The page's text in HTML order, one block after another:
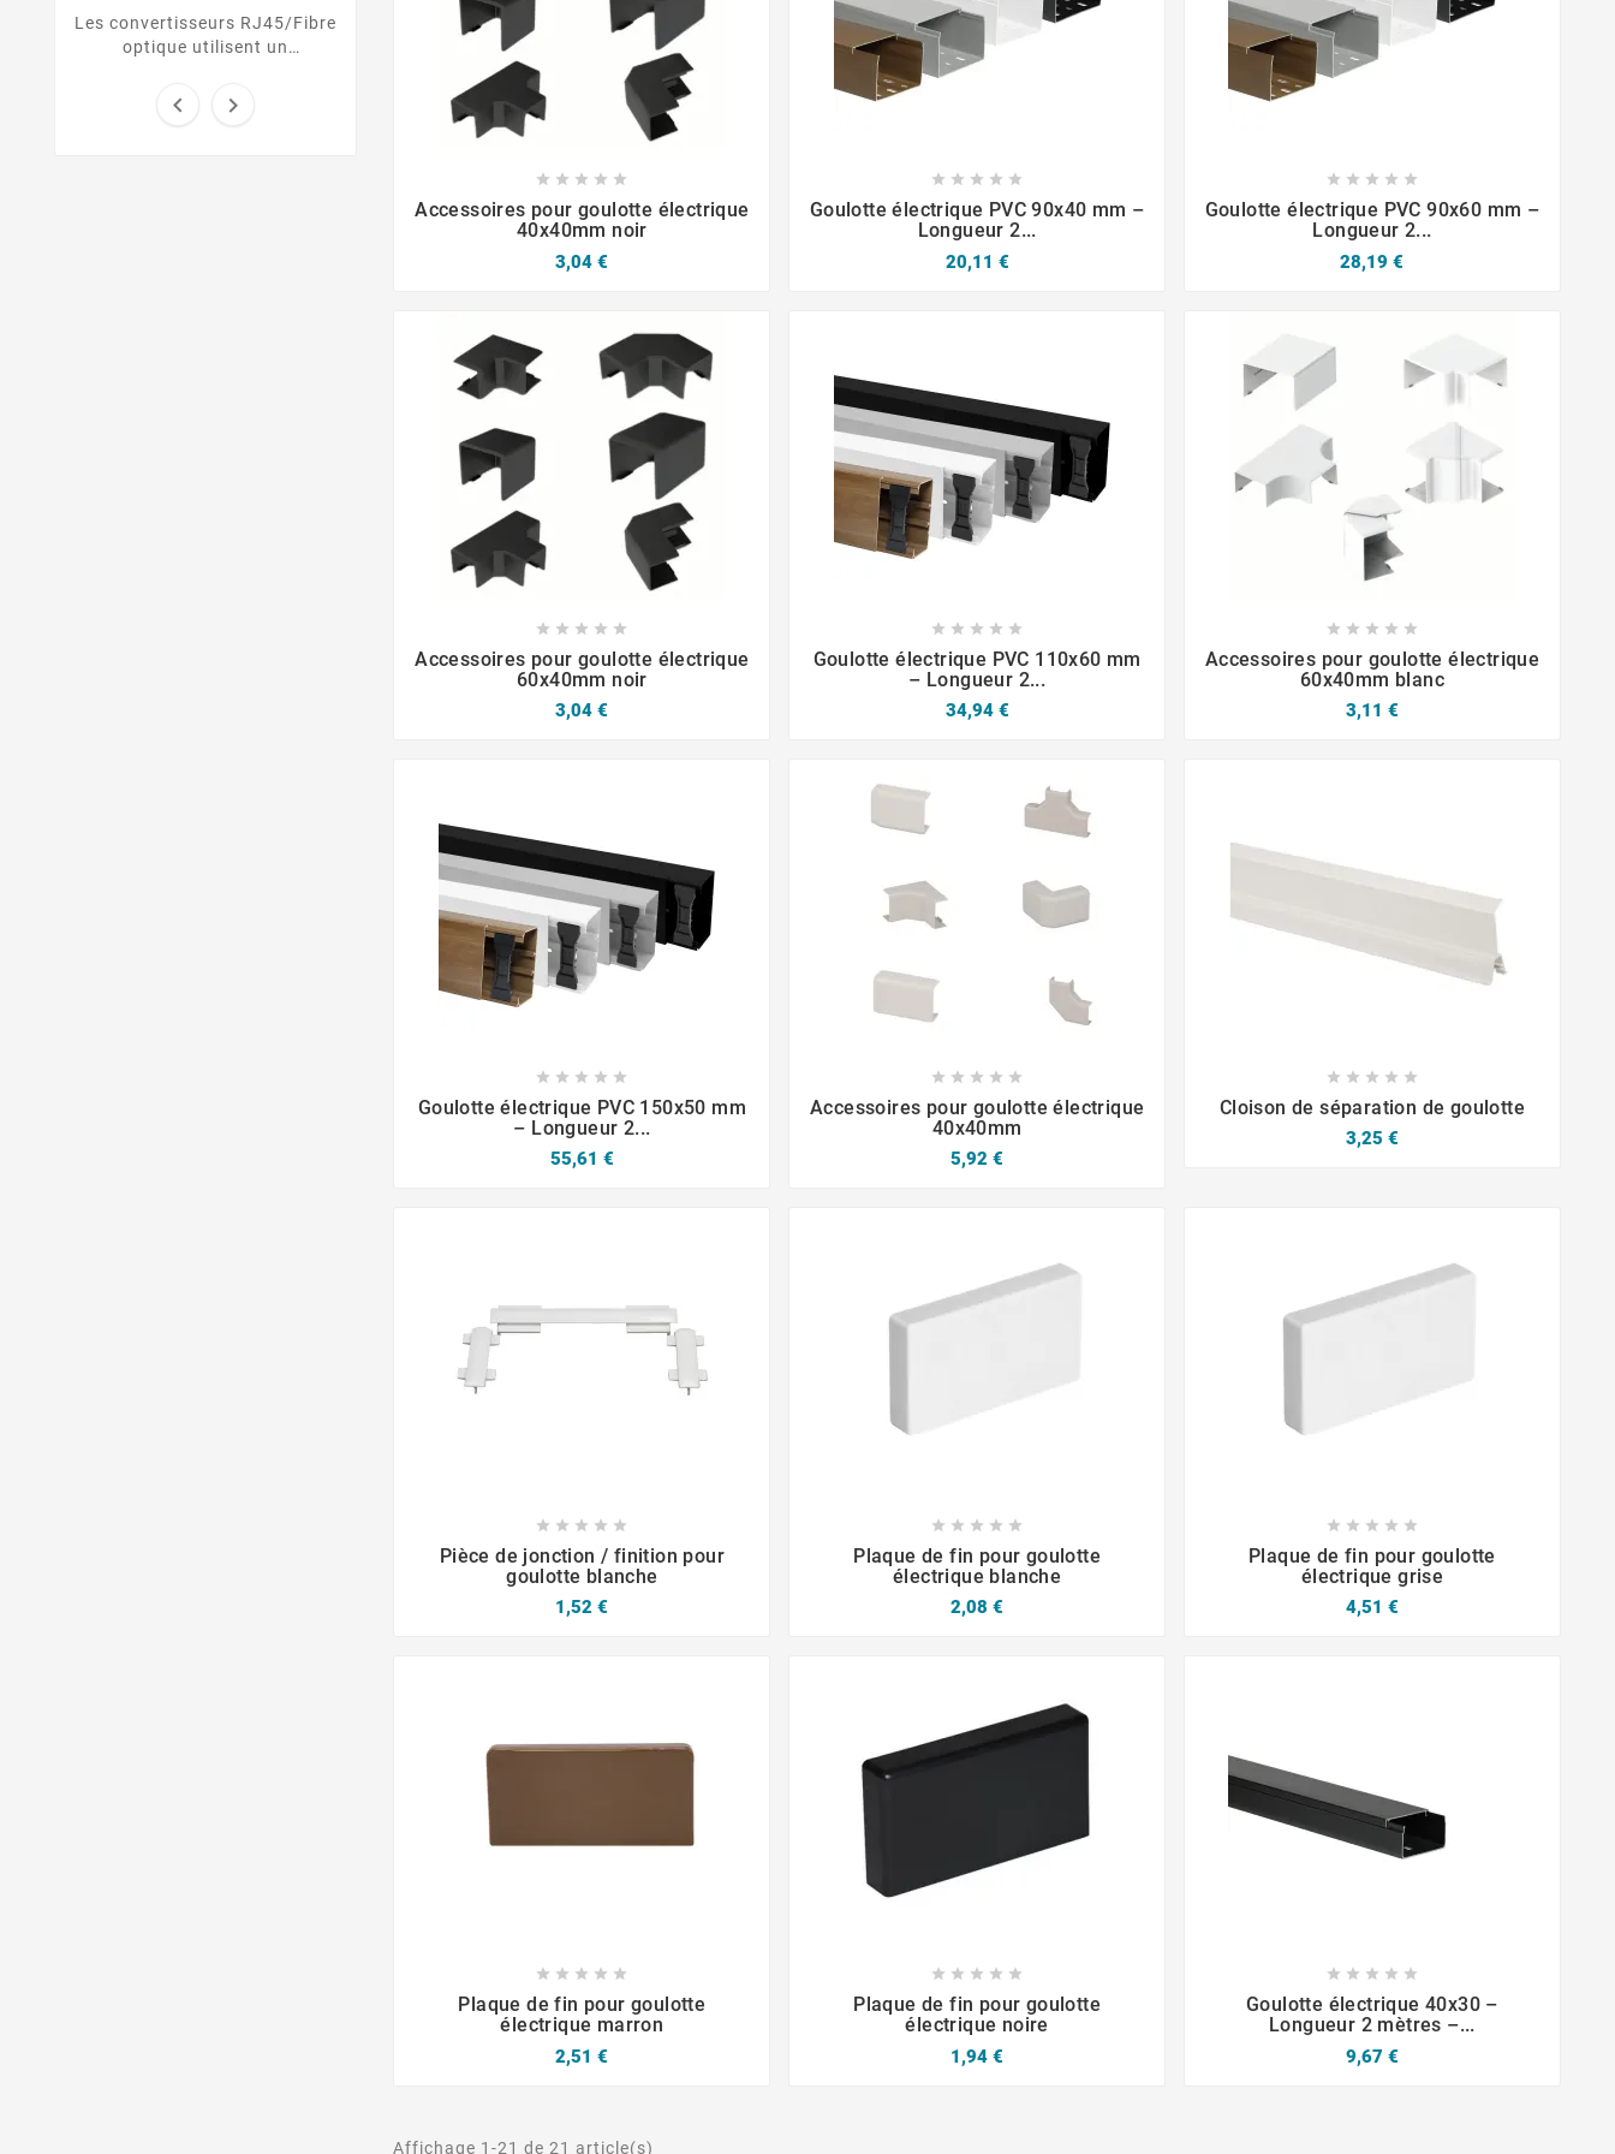
Les convertisseurs RJ45/Fibre
optique utilisent un
transformer le signal d’une
liaison Ethernet UTP / RJ45
 
    
Accessoires pour goulotte électrique
40x40mm noir
3,04 €
    
Goulotte électrique PVC 90x40 mm –
Longueur 2...
20,11 €
    
Goulotte électrique PVC 90x60 mm –
Longueur 2...
28,19 €
 
    
Accessoires pour goulotte électrique
60x40mm noir
3,04 €
 
    
Goulotte électrique PVC 110x60 mm
– Longueur 2...
34,94 €
 
    
Accessoires pour goulotte électrique
60x40mm blanc
3,11 €
    
Goulotte électrique PVC 150x50 mm
– Longueur 2...
55,61 €
    
Accessoires pour goulotte électrique
40x40mm
5,92 €
    
Cloison de séparation de goulotte
3,25 €
    
Pièce de jonction / finition pour
goulotte blanche
1,52 €
    
Plaque de fin pour goulotte
électrique blanche
2,08 €
    
Plaque de fin pour goulotte
électrique grise
4,51 €
    
Plaque de fin pour goulotte
électrique marron
2,51 €
    
Plaque de fin pour goulotte
électrique noire
1,94 €
    
Goulotte électrique 40x30 –
Longueur 2 mètres –...
9,67 €
Affichage 1-21 de 21 article(s)